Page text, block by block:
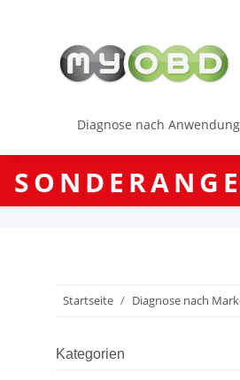
Diagnose nach Anwendung
Startseite Diagnose nach
Kategorien